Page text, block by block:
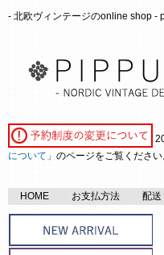
- 北欧ヴィンテージのonline shop -
について」 のページをご覧ください
HOME お支払方法 配送